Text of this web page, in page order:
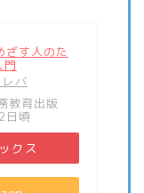
ざす人のた
門
レバ
教育出版
日頃
クス